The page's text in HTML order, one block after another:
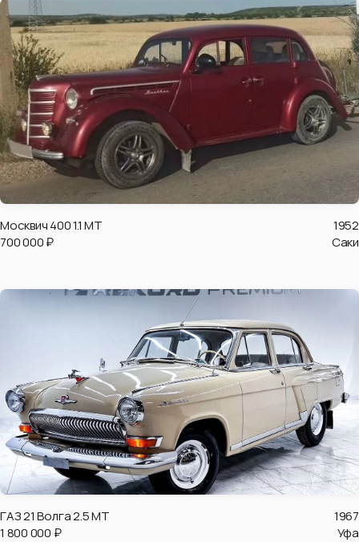
Москвич 400 1.1 MT
1952
700 000 ₽
Саки
ГАЗ 21 Волга 2.5 MT
1967
1 800 000 ₽
Уфа